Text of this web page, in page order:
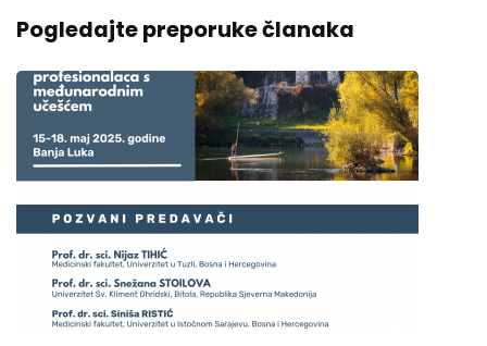
Pogledajte preporuke članaka